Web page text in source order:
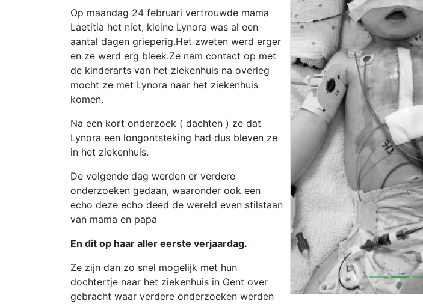
Previous
Op maandag 24 februari vertrouwde mama
Laetitia het niet, kleine Lynora was al een
aantal dagen grieperig.Het zweten werd erger
en ze werd erg bleek.Ze nam contact op met
de kinderarts van het ziekenhuis na overleg
mocht ze met Lynora naar het ziekenhuis
komen.
Na een kort onderzoek ( dachten ) ze dat
Lynora een longontsteking had dus bleven ze
in het ziekenhuis.
De volgende dag werden er verdere
onderzoeken gedaan, waaronder ook een
echo deze echo deed de wereld even stilstaan
van mama en papa
En dit op haar aller eerste verjaardag.
Ze zijn dan zo snel mogelijk met hun
dochtertje naar het ziekenhuis in Gent over
gebracht waar verdere onderzoeken werden